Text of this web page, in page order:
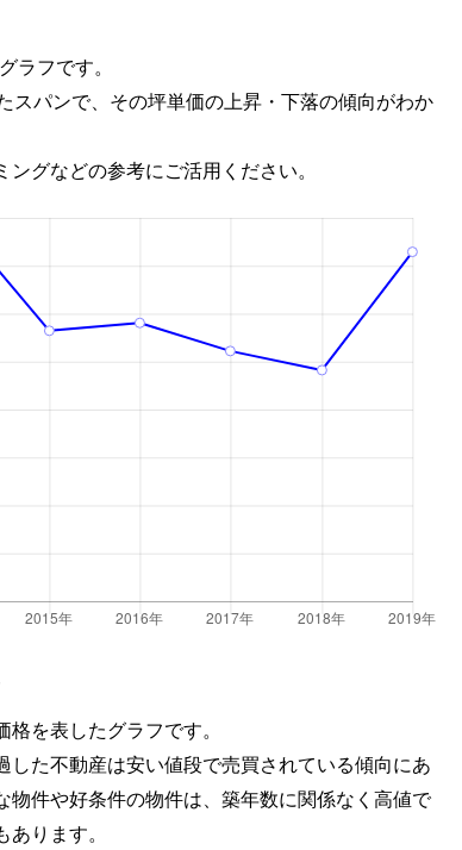
ラフです。
スパンで、その坪単価の上昇・下落の傾向がわか
グなどの参考にご活用ください。
を表したグラフです。
した不動産は安い値段で売買されている傾向にあ
物件や好条件の物件は、築年数に関係なく高値で
ります。